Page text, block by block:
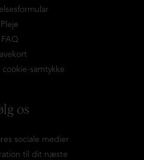
Pleje
FAQ
samtykke
os
sociale medier
til dit næste